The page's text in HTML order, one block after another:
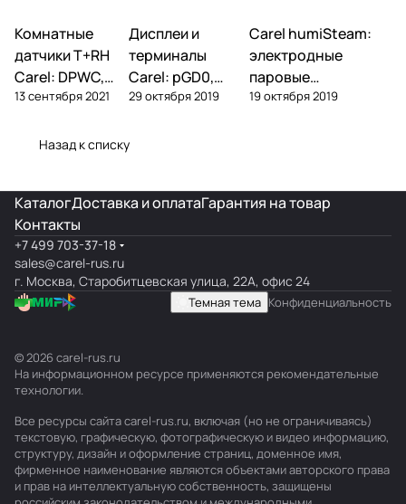
Автоматика и
контроллеры
Комнатные
датчики T+RH
Carel: DPWC,
DPDC, ASWC —
13 сентября 2021
Автоматика и
контроллеры
Дисплеи и
терминалы
Carel: pGD0,
pGD1, pGDE, pGD
pGDX
29 октября 2019
Увлажнение
Carel humiSteam:
электродные
паровые
увлажнители —
19 октября 2019
Назад к списку
КаталогДоставка и оплатаГарантия на товар
Контакты
+7 499 703-37-18
sales@carel-rus.ru
г. Москва, Старобитцевская улица, 22А, офис 24
Темная тема Конфиденциальность
© 2026 carel-rus.ru
На информационном ресурсе применяются рекомендательные
технологии.
Все ресурсы сайта carel-rus.ru, включая (но не ограничиваясь)
текстовую, графическую, фотографическую и видео информацию,
структуру, дизайн и оформление страниц, доменное имя,
фирменное наименование являются объектами авторского права
и прав на интеллектуальную собственность, защищены